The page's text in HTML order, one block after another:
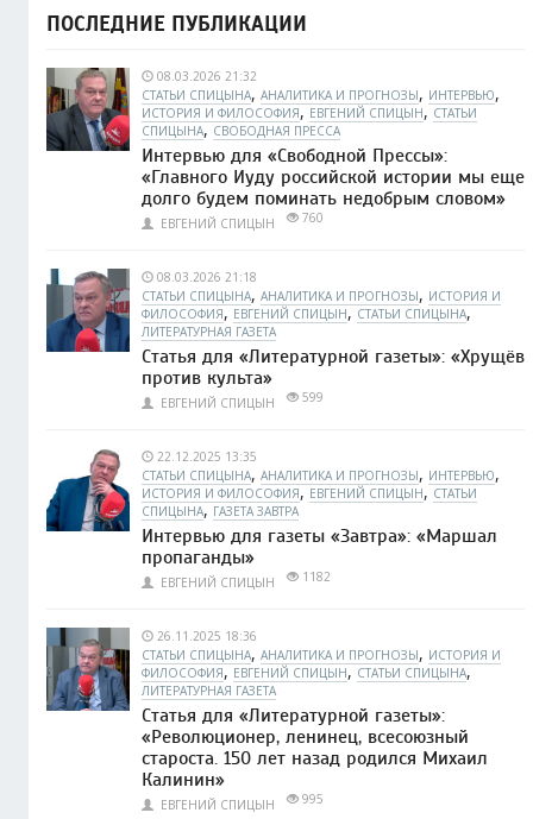
ПОСЛЕДНИЕ ПУБЛИКАЦИИ
08.03.2026 21:32
СТАТЬИ СПИЦЫНА, АНАЛИТИКА И ПРОГНОЗЫ, ИНТЕРВЬЮ,
ИСТОРИЯ И ФИЛОСОФИЯ,ЕВГЕНИЙ СПИЦЫН,СТАТЬИ
СПИЦЫНА,СВОБОДНАЯ ПРЕССА
Интервью для «Свободной Прессы»:
«Главного Иуду российской истории мы еще
долго будем поминать недобрым словом»
ЕВГЕНИЙ СПИЦЫН 760
08.03.2026 21:18
СТАТЬИ СПИЦЫНА, АНАЛИТИКА И ПРОГНОЗЫ, ИСТОРИЯ И
ФИЛОСОФИЯ,ЕВГЕНИЙ СПИЦЫН,СТАТЬИ СПИЦЫНА,
ЛИТЕРАТУРНАЯ ГАЗЕТА
Статья для «Литературной газеты»: «Хрущёв
против культа»
ЕВГЕНИЙ СПИЦЫН 599
22.12.2025 13:35
СТАТЬИ СПИЦЫНА, АНАЛИТИКА И ПРОГНОЗЫ, ИНТЕРВЬЮ,
ИСТОРИЯ И ФИЛОСОФИЯ,ЕВГЕНИЙ СПИЦЫН,СТАТЬИ
СПИЦЫНА,ГАЗЕТА ЗАВТРА
Интервью для газеты «Завтра»: «Маршал
пропаганды»
ЕВГЕНИЙ СПИЦЫН 1182
26.11.2025 18:36
СТАТЬИ СПИЦЫНА, АНАЛИТИКА И ПРОГНОЗЫ, ИСТОРИЯ И
ФИЛОСОФИЯ,ЕВГЕНИЙ СПИЦЫН,СТАТЬИ СПИЦЫНА,
ЛИТЕРАТУРНАЯ ГАЗЕТА
Статья для «Литературной газеты»:
«Революционер, ленинец, всесоюзный
староста. 150 лет назад родился Михаил
Калинин»
ЕВГЕНИЙ СПИЦЫН 995